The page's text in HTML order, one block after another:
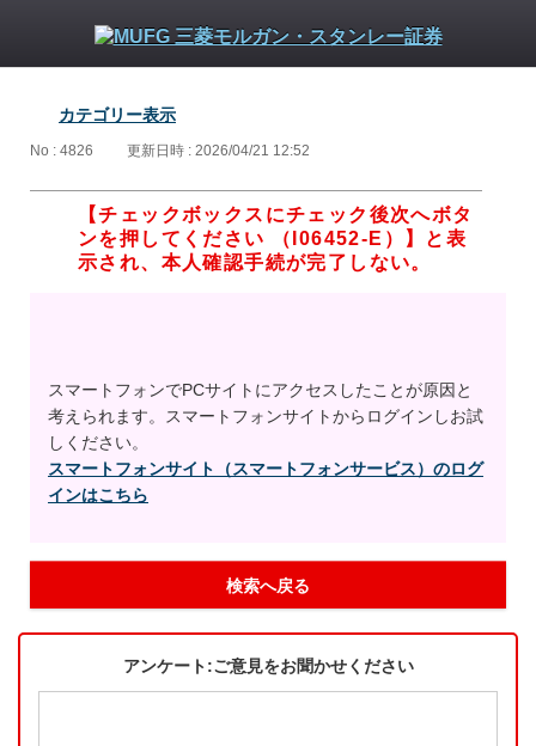
カテゴリー表示
No : 4826 更新日時 : 2026/04/21 12:52
【チェックボックスにチェック後次へボタ
ンを押してください （I06452-E）】と表
示され、本人確認手続が完了しない。
スマートフォンでPCサイトにアクセスしたことが原因と
考えられます。スマートフォンサイトからログインしお試
しください。
スマートフォンサイト（スマートフォンサービス）のログ
インはこちら
検索へ戻る
アンケート:ご意見をお聞かせください